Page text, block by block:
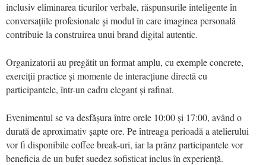
inclusiv eliminarea ticurilor verbale, răspunsurile inteligente în
conversațiile profesionale și modul în care imaginea personală
contribuie la construirea unui brand digital autentic.
Organizatorii au pregătit un format amplu, cu exemple concrete,
exerciții practice și momente de interacțiune directă cu
participantele, într-un cadru elegant și rafinat.
Evenimentul se va desfășura între orele 10:00 și 17:00, având o
durată de aproximativ șapte ore. Pe întreaga perioadă a atelierului
vor fi disponibile coffee break-uri, iar la prânz participantele vor
beneficia de un bufet suedez sofisticat inclus în experiență.